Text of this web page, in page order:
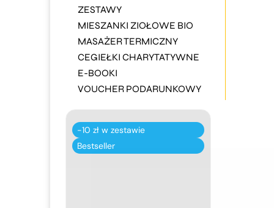
ZESTAWY
MIESZANKI ZIOŁOWE BIO
MASAŻER TERMICZNY
CEGIEŁKI CHARYTATYWNE
E-BOOKI
VOUCHER PODARUNKOWY
-10 zł w zestawie
Bestseller